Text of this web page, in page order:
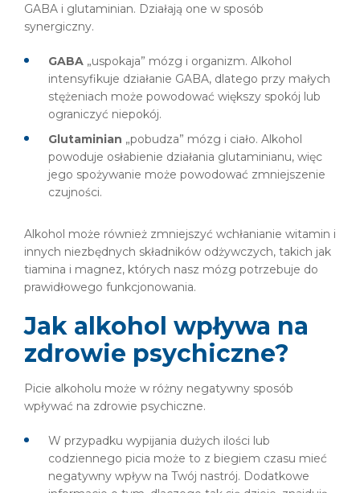
GABA i glutaminian. Działają one w sposób
synergiczny.
GABA „uspokaja” mózg i organizm. Alkohol
intensyfikuje działanie GABA, dlatego przy małych
stężeniach może powodować większy spokój lub
ograniczyć niepokój.
Glutaminian „pobudza” mózg i ciało. Alkohol
powoduje osłabienie działania glutaminianu, więc
jego spożywanie może powodować zmniejszenie
czujności.
Alkohol może również zmniejszyć wchłanianie witamin i
innych niezbędnych składników odżywczych, takich jak
tiamina i magnez, których nasz mózg potrzebuje do
prawidłowego funkcjonowania.
Jak alkohol wpływa na
zdrowie psychiczne?
Picie alkoholu może w różny negatywny sposób
wpływać na zdrowie psychiczne.
W przypadku wypijania dużych ilości lub
codziennego picia może to z biegiem czasu mieć
negatywny wpływ na Twój nastrój. Dodatkowe